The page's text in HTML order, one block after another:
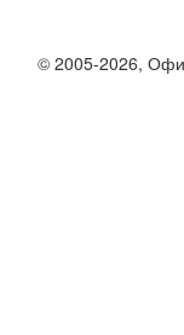
© 2005-2026,